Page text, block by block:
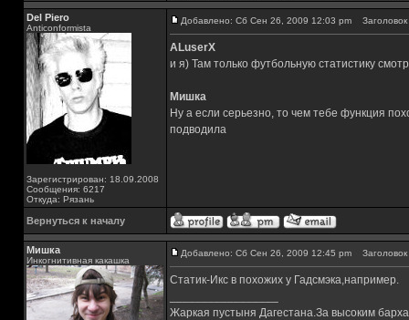
Del Piero
Аnticonformista
Зарегистрирован: 18.09.2008
Сообщения: 6217
Откуда: Рязань
Добавлено: Сб Сен 26, 2009 12:03 pm
ALuserX
и я) Там только футбольную статистику
Мишка
Ну а если серьезно, то чем тебе функция
подводила
Вернуться к началу
Мишка
Инкогнитивная какашка
Добавлено: Сб Сен 26, 2009 12:45 pm
Статик-Икс в похожих у Гадсмэка,например.
Жаркая пустыня Дагестана.За высоким